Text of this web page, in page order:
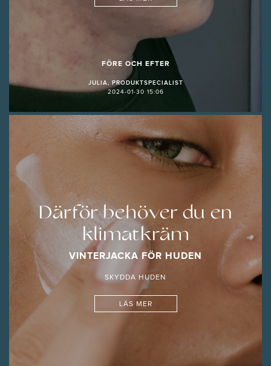
FÖRE OCH EFTER
JULIA, PRODUKTSPECIALIST
2024-01-30 15:06
Därför behöver du en
klimatkräm
VINTERJACKA FÖR HUDEN
SKYDDA HUDEN
LÄS MER